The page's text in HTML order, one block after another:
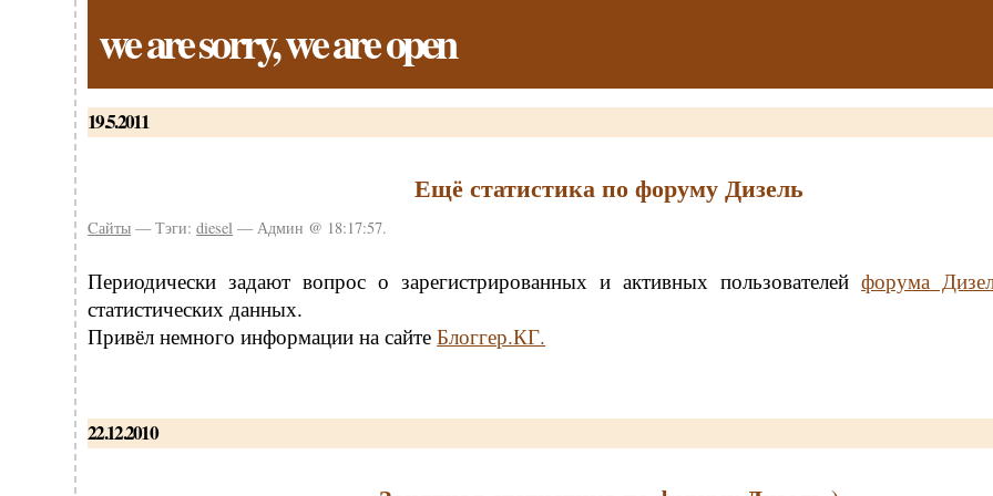
we are sorry, we are open
19.5.2011
Ещё статистика по форуму Дизель
Cайты — Тэги:diesel — Админ @ 18:17:57.
Периодически задают вопрос о зарегистрированных и активных пользователейфорума
статистических данных.
Привёл немного информации на сайтеБлоггер.КГ.
22.12.2010